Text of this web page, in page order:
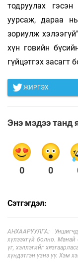
тодруулах
уурсаж, дараа
зориулж
хүн говийн
гүйцэтгэх засагт
ЖИРГЭХ
Энэ мэдээ танд
0 0
Сэтгэгдэл:
АНХААРУУЛГА:
хүлээхгүй болно.
үг, хэллэгийг
хүндэтгэн үзнэ үү. Хэм